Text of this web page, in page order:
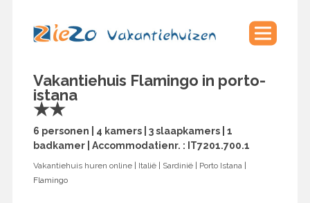
Vakantiehuis Flamingo in porto-
istana
★★
6 personen | 4 kamers | 3 slaapkamers | 1
badkamer | Accommodatienr. : IT7201.700.1
Vakantiehuis huren online| Italië| Sardinië| Porto Istana|
Flamingo